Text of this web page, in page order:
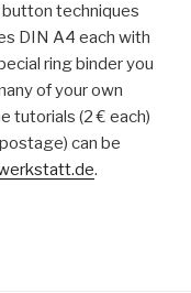
techniques
DIN A4 each with
ring binder you
of your own
tutorials (2 € each)
can be
.